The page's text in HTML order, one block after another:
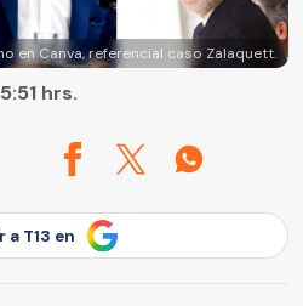
en Canva, referencial caso Zalaquett.
hrs.
a T13 en